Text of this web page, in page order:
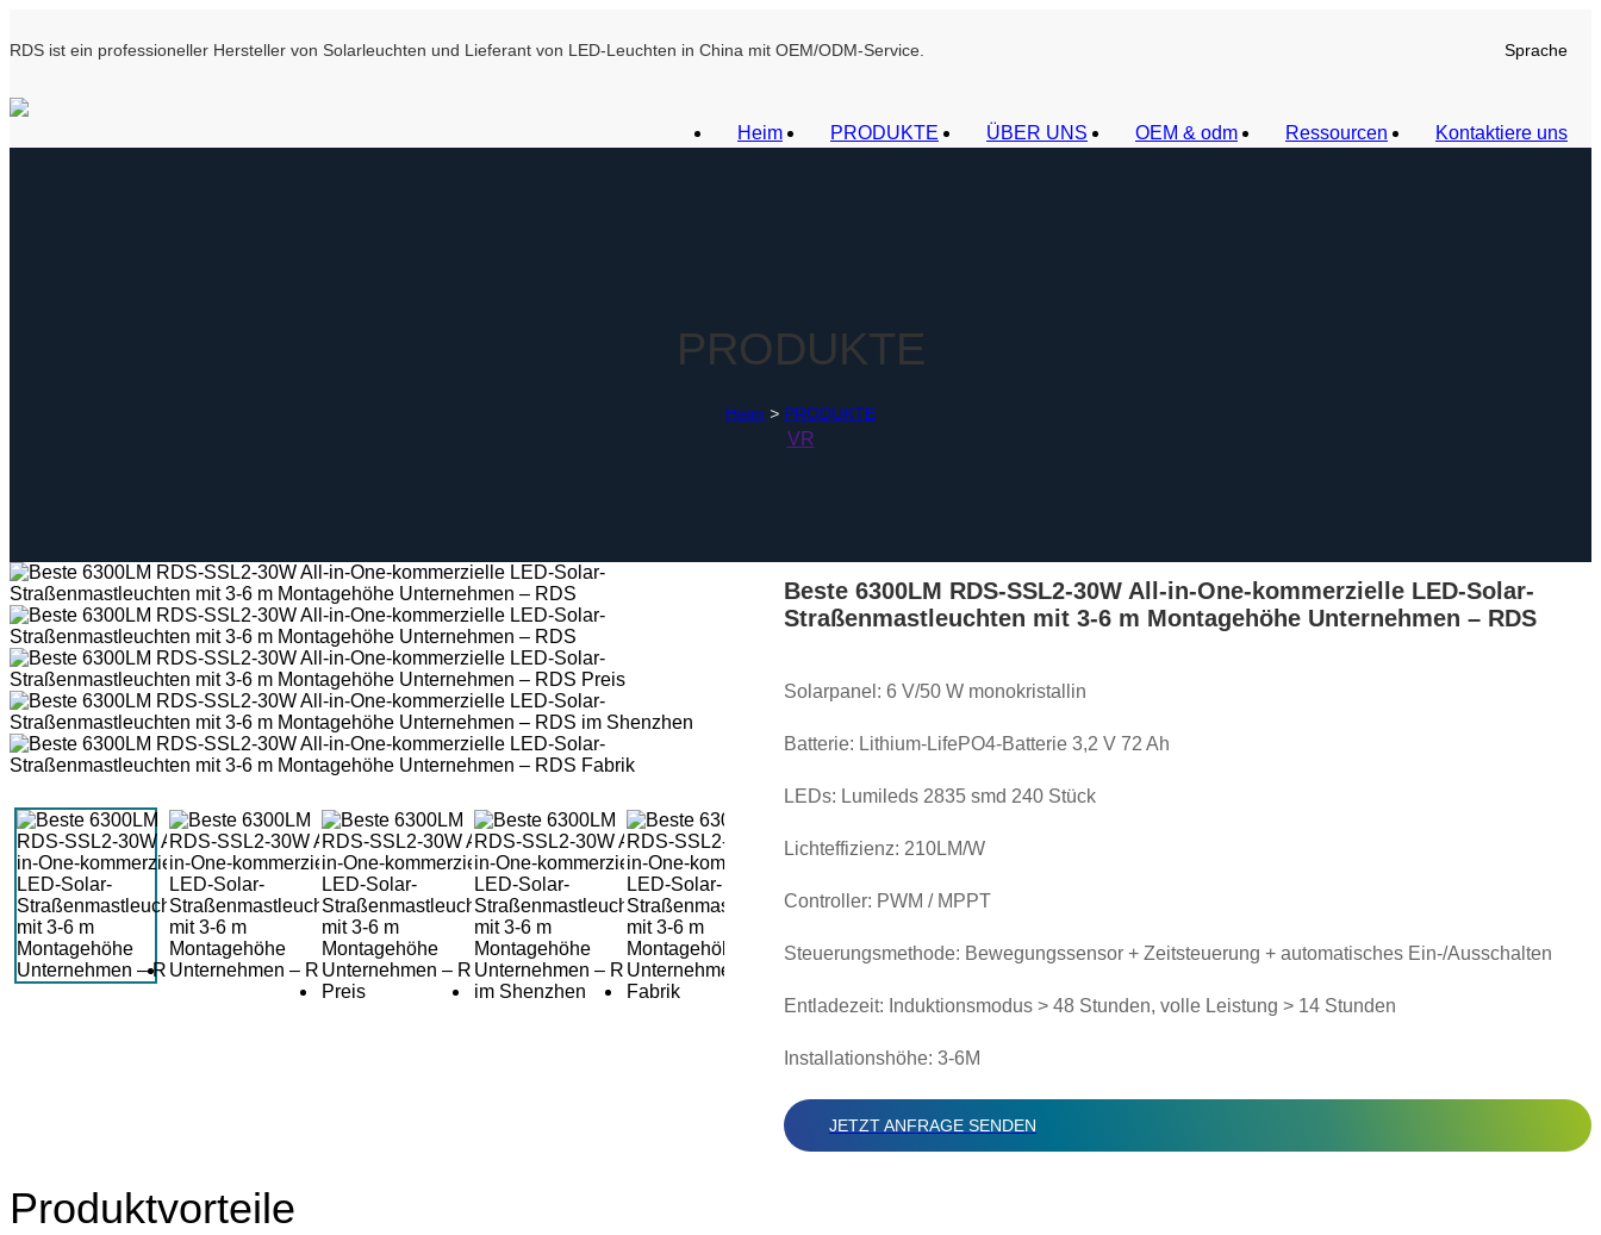
RDS ist ein professioneller Hersteller von Solarleuchten und Lieferant von LED-Leuchten in China mit OEM/ODM-Service. Sprache
Heim PRODUKTE ÜBER UNS OEM & odm Ressourcen Kontaktiere uns
PRODUKTE
Heim > PRODUKTE
VR
Beste 6300LM RDS-SSL2-30W All-in-One-kommerzielle LED-Solar-
Straßenmastleuchten mit 3-6 m Montagehöhe Unternehmen – RDS
Solarpanel: 6 V/50 W monokristallin
Batterie: Lithium-LifePO4-Batterie 3,2 V 72 Ah
LEDs: Lumileds 2835 smd 240 Stück
Lichteffizienz: 210LM/W
Controller: PWM / MPPT
Steuerungsmethode: Bewegungssensor + Zeitsteuerung + automatisches Ein-/Ausschalten
Entladezeit: Induktionsmodus > 48 Stunden, volle Leistung > 14 Stunden
Installationshöhe: 3-6M
JETZT ANFRAGE SENDEN
Produktvorteile